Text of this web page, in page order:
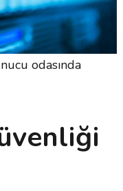
odasında